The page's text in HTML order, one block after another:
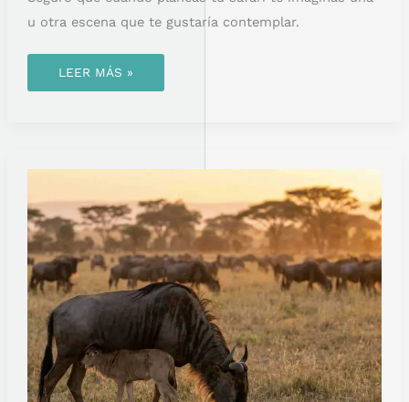
u otra escena que te gustaría contemplar.
LEER MÁS »
LA
PARTOS
DEL
ÑU:
EL
INICIO
DE
LA
VIDA
EN
LA
GRAN
MIGRACIÓN